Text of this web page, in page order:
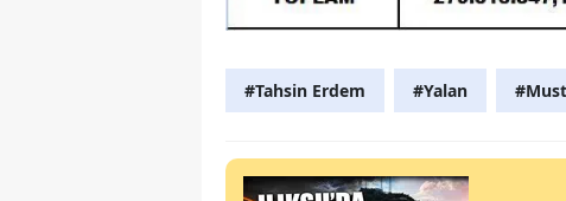
#Tahsin Erdem #Yalan